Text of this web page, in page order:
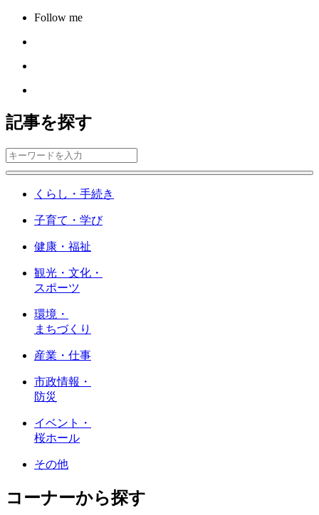
Follow me
記事を探す
くらし・手続き
子育て・学び
健康・福祉
観光・文化・
スポーツ
環境・
まちづくり
産業・仕事
市政情報・
防災
イベント・
桜ホール
その他
コーナーから探す